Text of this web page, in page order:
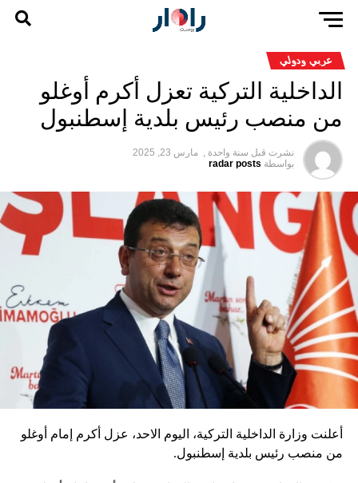
عربي ودولي
الداخلية التركية تعزل أكرم أوغلو
من منصب رئيس بلدية إسطنبول
نشرت قبل سنة واحدة , مارس 23, 2025
بواسطة radar posts
أعلنت وزارة الداخلية التركية، اليوم الاحد، عزل أكرم إمام أوغلو
من منصب رئيس بلدية إسطنبول.